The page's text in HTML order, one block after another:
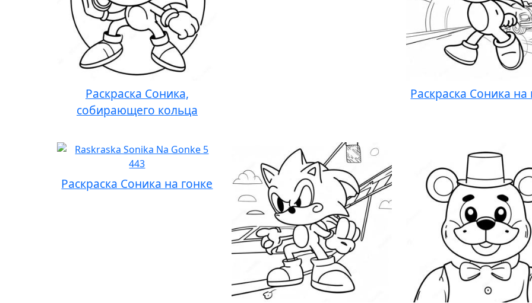
Раскраска Соника,
собирающего кольца
Раскраска Соника на
Раскраска Соника на гонке